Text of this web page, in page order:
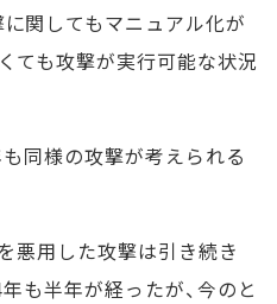
関してもマニュアル化が
ても攻撃が実行可能な状況
同様の攻撃が考えられる
悪用した攻撃は引き続き
も半年が経ったが、今のと